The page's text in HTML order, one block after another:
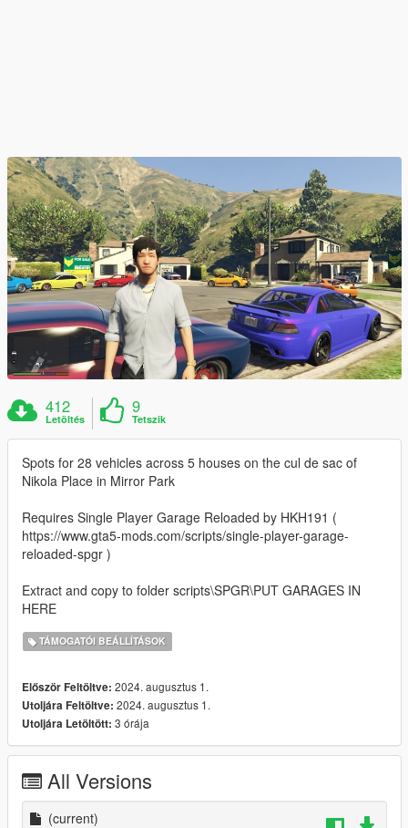
412
Letöltés
9
Tetszik
Spots for 28 vehicles across 5 houses on the cul de sac of
Nikola Place in Mirror Park
Requires Single Player Garage Reloaded by HKH191 (
https://www.gta5-mods.com/scripts/single-player-garage-
reloaded-spgr )
Extract and copy to folder scripts\SPGR\PUT GARAGES IN
HERE
TÁMOGATÓI BEÁLLÍTÁSOK
Először Feltöltve: 2024. augusztus 1.
Utoljára Feltöltve: 2024. augusztus 1.
Utoljára Letöltött: 3 órája
All Versions
(current)